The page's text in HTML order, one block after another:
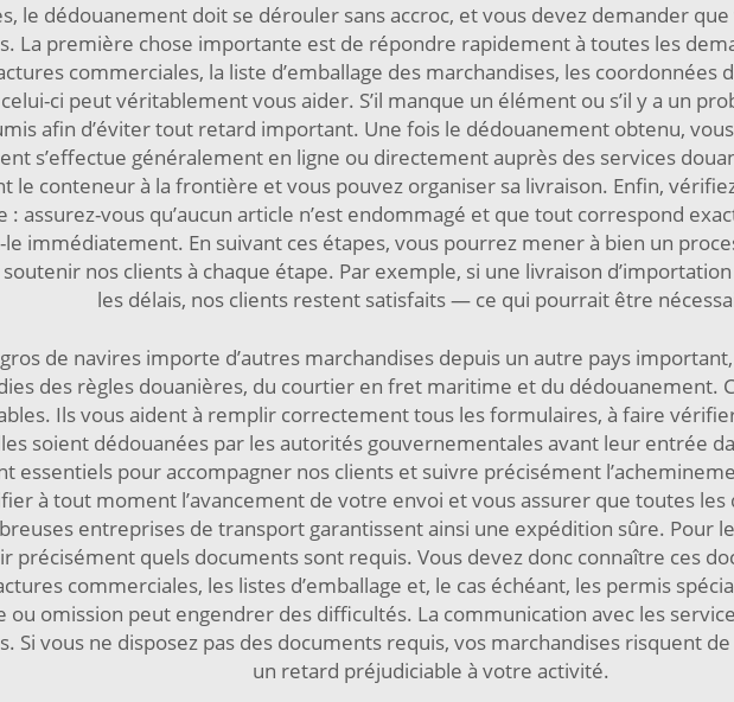
le dédouanement doit se dérouler sans accroc, et vous devez demander
La première chose importante est de répondre rapidement à toutes les
commerciales, la liste d’emballage des marchandises, les coordonnées
ci peut véritablement vous aider. S’il manque un élément ou s’il y a un
afin d’éviter tout retard important. Une fois le dédouanement obtenu,
s’effectue généralement en ligne ou directement auprès des services
le conteneur à la frontière et vous pouvez organiser sa livraison. Enfin,
assurez-vous qu’aucun article n’est endommagé et que tout correspond
immédiatement. En suivant ces étapes, vous pourrez mener à bien un
nos clients à chaque étape. Par exemple, si une livraison
les délais, nos clients restent satisfaits — ce qui pourrait être
de navires importe d’autres marchandises depuis un autre pays
des règles douanières, du courtier en fret maritime et du dédouanement.
Ils vous aident à remplir correctement tous les formulaires, à faire
soient dédouanées par les autorités gouvernementales avant leur entrée
essentiels pour accompagner nos clients et suivre précisément
à tout moment l’avancement de votre envoi et vous assurer que toutes
entreprises de transport garantissent ainsi une expédition sûre. Pour
précisément quels documents sont requis. Vous devez donc connaître ces
commerciales, les listes d’emballage et, le cas échéant, les permis
ou omission peut engendrer des difficultés. La communication avec les
Si vous ne disposez pas des documents requis, vos marchandises risquent
un retard préjudiciable à votre activité.